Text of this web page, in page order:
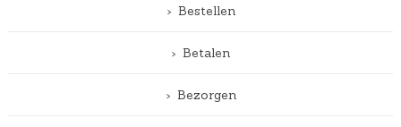
Bestellen
Betalen
Bezorgen